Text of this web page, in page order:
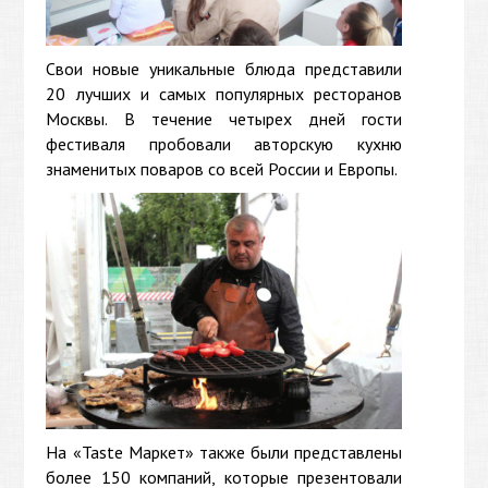
Свои новые уникальные блюда представили
20 лучших и самых популярных ресторанов
Москвы. В течение четырех дней гости
фестиваля пробовали авторскую кухню
знаменитых поваров со всей России и Европы.
На «Taste Маркет» также были представлены
более 150 компаний, которые презентовали